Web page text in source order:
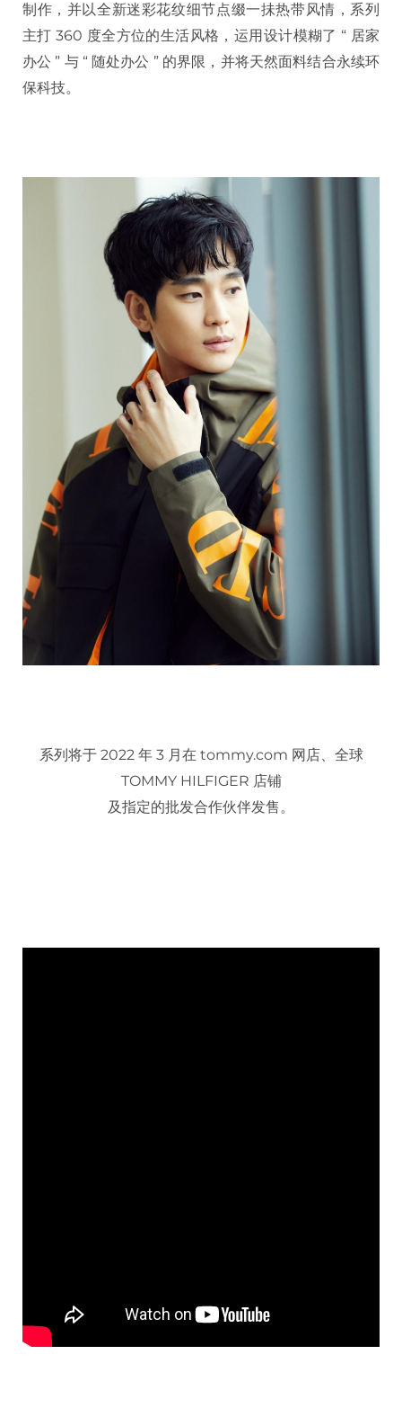
制作，并以全新迷彩花纹细节点缀一抺热带风情，系列
主打 360 度全方位的生活风格，运用设计模糊了 “ 居家
办公 ” 与 “ 随处办公 ” 的界限，并将天然面料结合永续环
保科技。
系列将于 2022 年 3 月在 tommy.com 网店、全球
TOMMY HILFIGER 店铺
及指定的批发合作伙伴发售。